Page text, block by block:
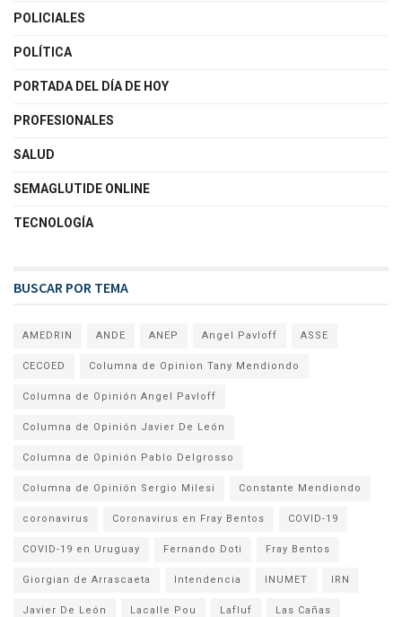
POLICIALES
POLÍTICA
PORTADA DEL DÍA DE HOY
PROFESIONALES
SALUD
SEMAGLUTIDE ONLINE
TECNOLOGÍA
BUSCAR POR TEMA
AMEDRIN ANDE ANEP Angel Pavloff ASSE
CECOED Columna de Opinion Tany Mendiondo
Columna de Opinión Angel Pavloff
Columna de Opinión Javier De León
Columna de Opinión Pablo Delgrosso
Columna de Opinión Sergio Milesi Constante Mendiondo
coronavirus Coronavirus en Fray Bentos COVID-19
COVID-19 en Uruguay Fernando Doti Fray Bentos
Giorgian de Arrascaeta Intendencia INUMET IRN
Javier De León Lacalle Pou Lafluf Las Cañas